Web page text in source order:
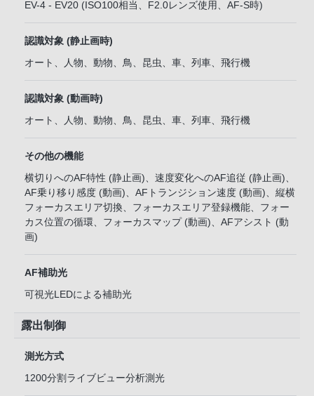
EV-4 - EV20 (ISO100相当、F2.0レンズ使用、AF-S時)
認識対象 (静止画時)
オート、人物、動物、鳥、昆虫、車、列車、飛行機
認識対象 (動画時)
オート、人物、動物、鳥、昆虫、車、列車、飛行機
その他の機能
横切りへのAF特性 (静止画)、速度変化へのAF追従 (静止画)、
AF乗り移り感度 (動画)、AFトランジション速度 (動画)、縦横
フォーカスエリア切換、フォーカスエリア登録機能、フォー
カス位置の循環、フォーカスマップ (動画)、AFアシスト (動
画)
AF補助光
可視光LEDによる補助光
露出制御
測光方式
1200分割ライブビュー分析測光